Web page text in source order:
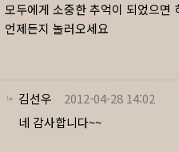
모두에게 소중한 추억이 되었으면
언제든지 놀러오세요
김선우
2012-04-28 14:02
네 감사합니다~~